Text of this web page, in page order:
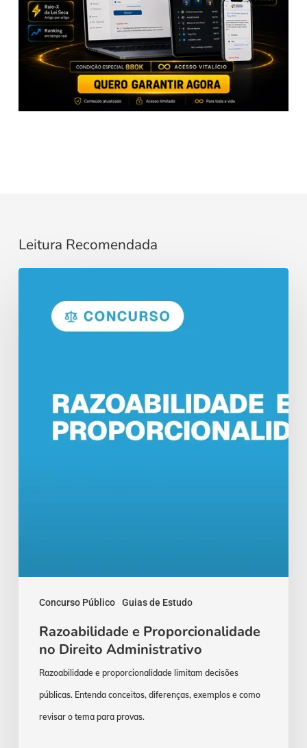
Leitura Recomendada
Concurso Público Guias de Estudo
Proporcionalidade
Razoabilidade e Proporcionalidade
no Direito Administrativo
Razoabilidade e proporcionalidade limitam decisões
públicas. Entenda conceitos, diferenças, exemplos e como
revisar o tema para provas.